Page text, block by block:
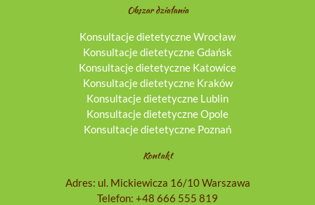
Obszar działania
Konsultacje dietetyczne Wrocław
Konsultacje dietetyczne Gdańsk
Konsultacje dietetyczne Katowice
Konsultacje dietetyczne Kraków
Konsultacje dietetyczne Lublin
Konsultacje dietetyczne Opole
Konsultacje dietetyczne Poznań
Kontakt
Adres: ul. Mickiewicza 16/10 Warszawa
Telefon: +48 666 555 819